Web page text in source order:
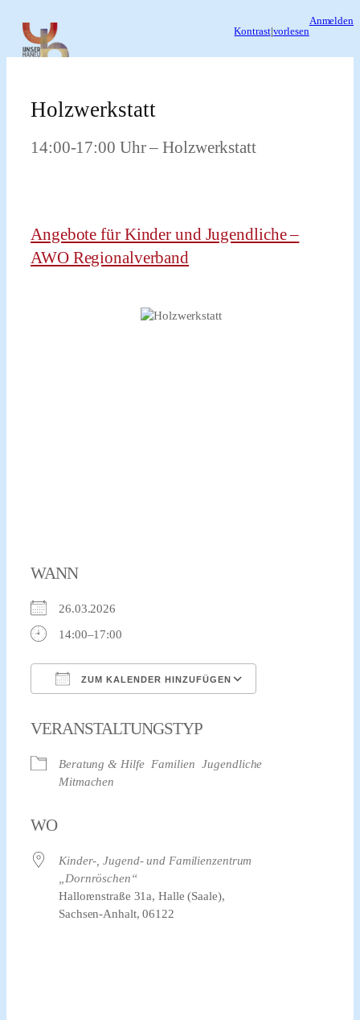
Inhalt
springen
Kontrast| vorlesen
Anmelden
Holzwerkstatt
14:00-17:00 Uhr – Holzwerkstatt
Angebote für Kinder und Jugendliche –
AWO Regionalverband
WANN
26.03.2026
14:00–17:00
ZUM KALENDER HINZUFÜGEN
VERANSTALTUNGSTYP
Beratung & Hilfe Familien Jugendliche
Mitmachen
WO
Kinder-, Jugend- und Familienzentrum
„Dornröschen“
Hallorenstraße 31a, Halle (Saale),
Sachsen-Anhalt, 06122